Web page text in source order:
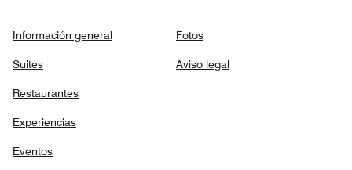
Información general
Suites
Restaurantes
Experiencias
Eventos
Fotos
Aviso legal